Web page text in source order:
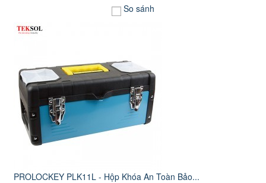
So sánh
PROLOCKEY PLK11L - Hộp Khóa An Toàn Bảo...